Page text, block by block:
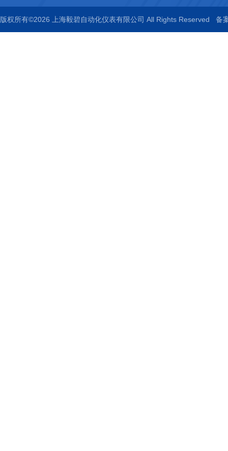
版权所有©2026 上海毅碧自动化仪表有限公司 All Rights Reserved 备